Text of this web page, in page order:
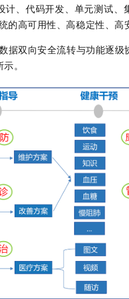
、代码开发、单元测试、
高可用性、高稳定性、高
据双向安全流转与功能逐级
。